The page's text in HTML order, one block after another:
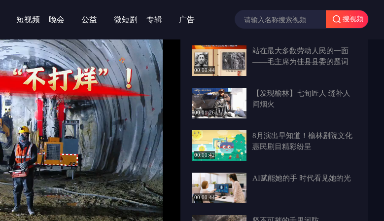
短视频 晚会 公益 微短剧 专辑 广告 搜视频
00:00:44
站在最大多数劳动人民的一面
——毛主席为佳县县委的题词
00:01:26
【发现榆林】七旬匠人 缝补人
间烟火
00:00:42
8月演出早知道！榆林剧院文化
惠民剧目精彩纷呈
00:00:44
AI赋能她的手 时代看见她的光